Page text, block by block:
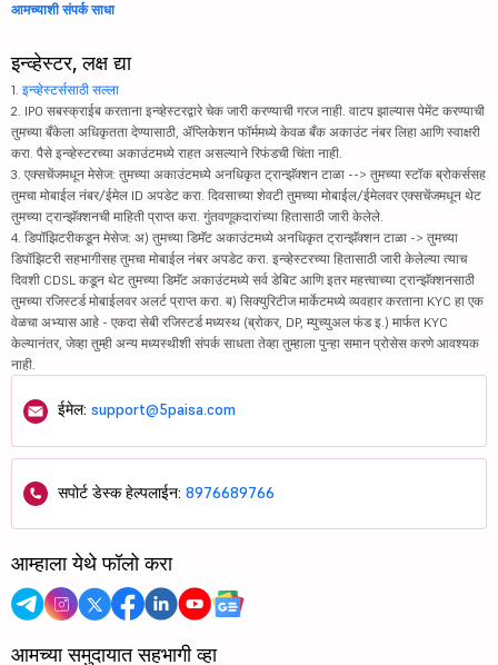
आमच्याशी संपर्क साधा
इन्व्हेस्टर, लक्ष द्या
1. इन्व्हेस्टर्ससाठी सल्ला
2. IPO सबस्क्राईब करताना इन्व्हेस्टरद्वारे चेक जारी करण्याची गरज नाही. वाटप झाल्यास पेमेंट करण्याची
तुमच्या बँकेला अधिकृतता देण्यासाठी, ॲप्लिकेशन फॉर्ममध्ये केवळ बँक अकाउंट नंबर लिहा आणि स्वाक्षरी
करा. पैसे इन्व्हेस्टरच्या अकाउंटमध्ये राहत असल्याने रिफंडची चिंता नाही.
3. एक्सचेंजमधून मेसेज: तुमच्या अकाउंटमध्ये अनधिकृत ट्रान्झॅक्शन टाळा --> तुमच्या स्टॉक ब्रोकर्ससह
तुमचा मोबाईल नंबर/ईमेल ID अपडेट करा. दिवसाच्या शेवटी तुमच्या मोबाईल/ईमेलवर एक्सचेंजमधून थेट
तुमच्या ट्रान्झॅक्शनची माहिती प्राप्त करा. गुंतवणूकदारांच्या हितासाठी जारी केलेले.
4. डिपॉझिटरीकडून मेसेज: अ) तुमच्या डिमॅट अकाउंटमध्ये अनधिकृत ट्रान्झॅक्शन टाळा -> तुमच्या
डिपॉझिटरी सहभागीसह तुमचा मोबाईल नंबर अपडेट करा. इन्व्हेस्टरच्या हितासाठी जारी केलेल्या त्याच
दिवशी CDSL कडून थेट तुमच्या डिमॅट अकाउंटमध्ये सर्व डेबिट आणि इतर महत्त्वाच्या ट्रान्झॅक्शनसाठी
तुमच्या रजिस्टर्ड मोबाईलवर अलर्ट प्राप्त करा. ब) सिक्युरिटीज मार्केटमध्ये व्यवहार करताना KYC हा एक
वेळचा अभ्यास आहे - एकदा सेबी रजिस्टर्ड मध्यस्थ (ब्रोकर, DP, म्युच्युअल फंड इ.) मार्फत KYC
केल्यानंतर, जेव्हा तुम्ही अन्य मध्यस्थीशी संपर्क साधता तेव्हा तुम्हाला पुन्हा समान प्रोसेस करणे आवश्यक
नाही.
ईमेल: support@5paisa.com
सपोर्ट डेस्क हेल्पलाईन: 8976689766
आम्हाला येथे फॉलो करा
आमच्या समुदायात सहभागी व्हा